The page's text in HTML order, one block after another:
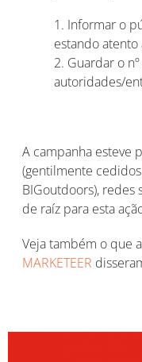
1. Informar o
estando
2. Guardar o
autoridades/
A campanha esteve
(gentilmente
BIGoutdoors), redes
de raíz para esta
Veja também o que
MARKETEER